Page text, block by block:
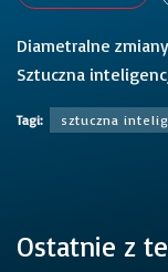
Diametralne
Sztuczna
Tagi: sztuczna
Ostatnie z